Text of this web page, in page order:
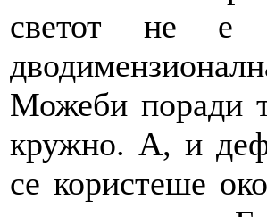
светот не е
Можеби поради
кружно. А, и
се користеше